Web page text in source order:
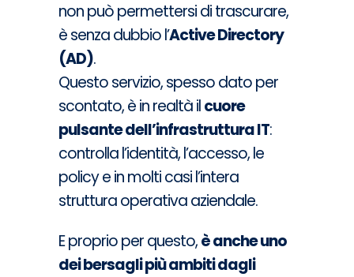
non può permettersi di trascurare,
è senza dubbio l’Active Directory
(AD).
Questo servizio, spesso dato per
scontato, è in realtà ilcuore
pulsante dell’infrastruttura IT:
controlla l’identità, l’accesso, le
policy e in molti casi l’intera
struttura operativa aziendale.
E proprio per questo,è anche uno
dei bersagli più ambiti dagli